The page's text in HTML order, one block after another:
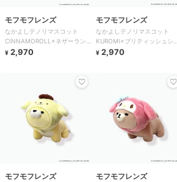
モフモフレンズ
なかよしテノリマスコット
CINNAMOROLL×ネザーラン
ドドワーフ
¥ 2,970
モフモフレンズ
なかよしテノリマスコット
KUROMI×ブリティッシュショ
ートヘア
¥ 2,970
モフモフレンズ モフモフレンズ